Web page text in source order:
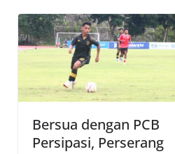
Bersua dengan PCB
Persipasi, Perserang